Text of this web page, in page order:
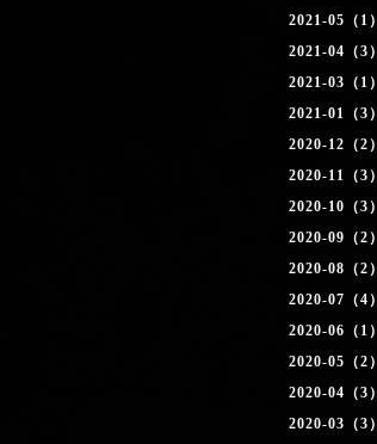
2021-05（1）
2021-04（3）
2021-03（1）
2021-01（3）
2020-12（2）
2020-11（3）
2020-10（3）
2020-09（2）
2020-08（2）
2020-07（4）
2020-06（1）
2020-05（2）
2020-04（3）
2020-03（3）